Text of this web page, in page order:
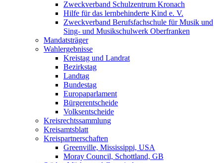
Zweckverband Schulzentrum Kronach
Hilfe für das lernbehinderte Kind e. V.
Zweckverband Berufsfachschule für Musik und
Sing- und Musikschulwerk Oberfranken
Mandatsträger
Wahlergebnisse
Kreistag und Landrat
Bezirkstag
Landtag
Bundestag
Europaparlament
Bürgerentscheide
Volksentscheide
Kreisrechtssammlung
Kreisamtsblatt
Kreispartnerschaften
Greenville, Mississippi, USA
Moray Council, Schottland, GB